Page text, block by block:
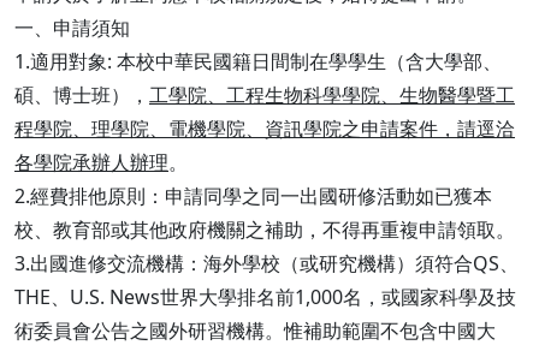
一、申請須知
1.適用對象: 本校中華民國籍日間制在學學生（含大學部、
碩、博士班）， 工學院、工程生物科學學院、生物醫學暨工
程學院、理學院、電機學院、資訊學院之申請案件，請逕洽
各學院承辦人辦理。
2.經費排他原則：申請同學之同一出國研修活動如已獲本
校、教育部或其他政府機關之補助，不得再重複申請領取。
3.出國進修交流機構：海外學校（或研究機構）須符合QS、
THE、U.S. News世界大學排名前1,000名，或國家科學及技
術委員會公告之國外研習機構。惟補助範圍不包含中國大